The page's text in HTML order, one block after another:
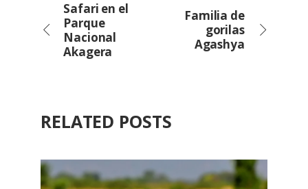
Safari en el
Parque
Nacional
Akagera
Familia de
gorilas
Agashya
RELATED POSTS